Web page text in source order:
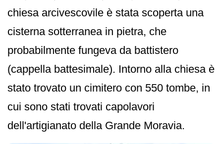
chiesa arcivescovile è stata scoperta una
cisterna sotterranea in pietra, che
probabilmente fungeva da battistero
(cappella battesimale). Intorno alla chiesa è
stato trovato un cimitero con 550 tombe, in
cui sono stati trovati capolavori
dell'artigianato della Grande Moravia.